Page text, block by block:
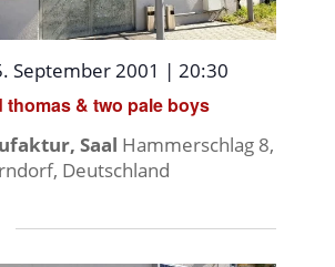
thomas & two pale boys
September 2001 | 20:30
Saal Hammerschlag 8,
Deutschland